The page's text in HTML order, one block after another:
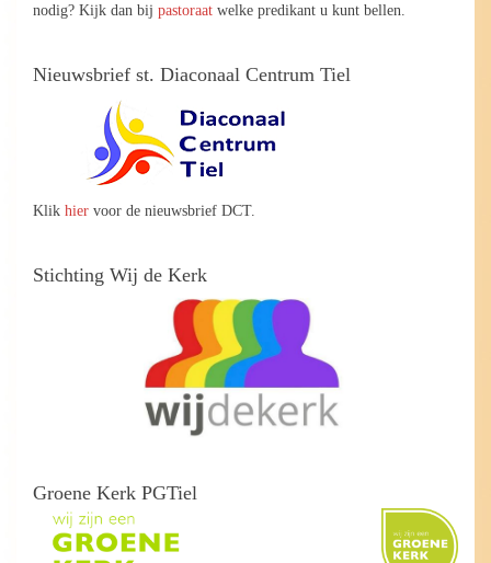
nodig? Kijk dan bij pastoraat welke predikant u kunt bellen.
Nieuwsbrief st. Diaconaal Centrum Tiel
Klik hier voor de nieuwsbrief DCT.
Stichting Wij de Kerk
Groene Kerk PGTiel